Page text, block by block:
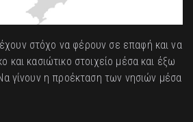
στόχο να φέρουν σε επαφή και να
και κασιώτικο στοιχείο μέσα και έξω
γίνουν η προέκταση των νησιών μέσα